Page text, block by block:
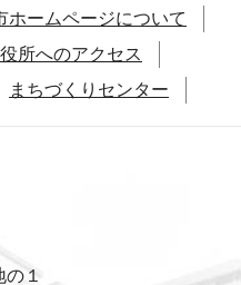
ホームページについて
所へのアクセス
まちづくりセンター
１